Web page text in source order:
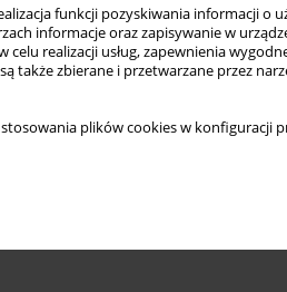
funkcji pozyskiwania informacji o
informacje oraz zapisywanie w
realizacji usług, zapewnienia
także zbierane i przetwarzane przez
plików cookies w konfiguracji